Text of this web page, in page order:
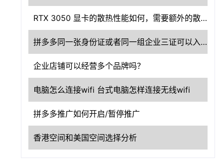
RTX 3050 显卡的散热性能如何，需要额外的散热设备吗？
拼多多同一张身份证或者同一组企业三证可以入驻几个店铺？
企业店铺可以经营多个品牌吗？
电脑怎么连接wifi 台式电脑怎样连接无线wifi
拼多多推广如何开启/暂停推广
香港空间和美国空间选择分析